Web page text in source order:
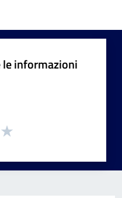
le informazioni